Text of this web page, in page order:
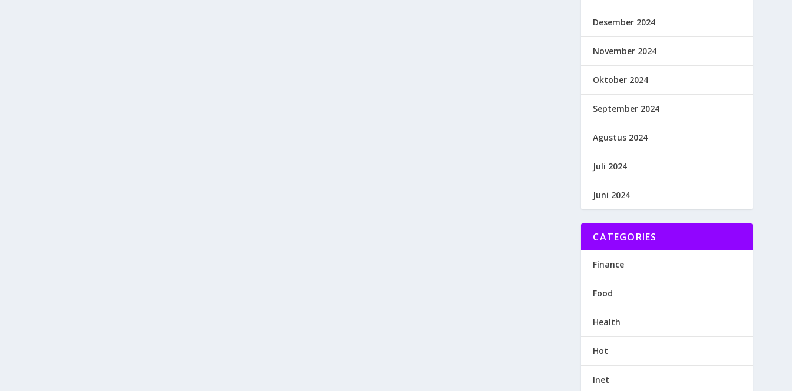
Desember 2024
November 2024
Oktober 2024
September 2024
Agustus 2024
Juli 2024
Juni 2024
CATEGORIES
Finance
Food
Health
Hot
Inet